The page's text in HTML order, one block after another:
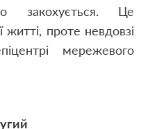
закохується. Це
житті, проте невдовзі
мережевого